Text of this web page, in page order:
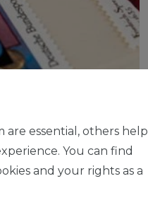
are essential, others help
You can find
and your rights as a